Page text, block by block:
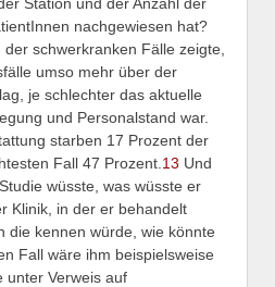
nachgewiesen hat?
schwerkranken Fälle zeigte,
umso mehr über der
je schlechter das aktuelle
und Personalstand war.
starben 17 Prozent der
Fall 47 Prozent. 13 Und
wüsste, was wüsste er
Klinik, in der er behandelt
die kennen würde, wie könnte
Fall wäre ihm beispielsweise
unter Verweis auf